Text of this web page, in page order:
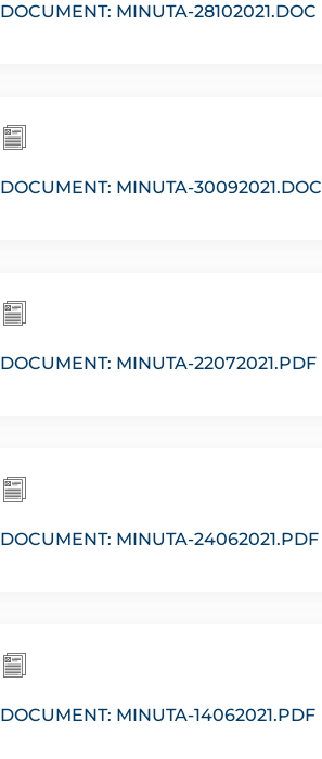
DOCUMENT: MINUTA-28102021.DOC
DOCUMENT: MINUTA-30092021.DOC
DOCUMENT: MINUTA-22072021.PDF
DOCUMENT: MINUTA-24062021.PDF
DOCUMENT: MINUTA-14062021.PDF